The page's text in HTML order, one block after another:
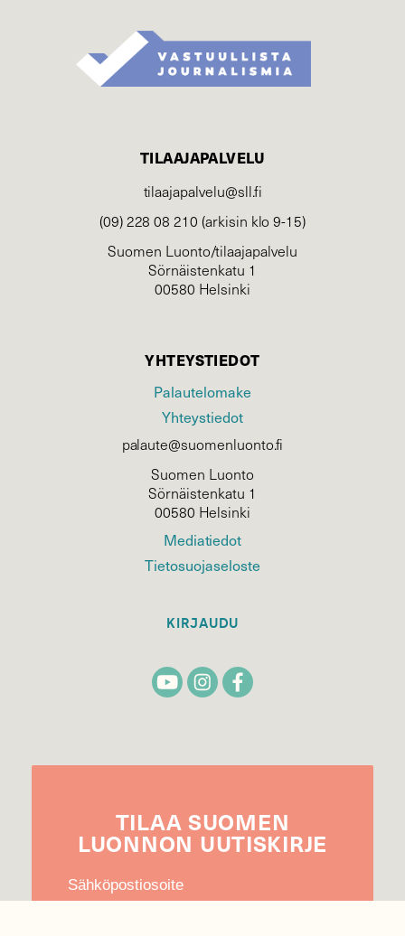
TILAAJAPALVELU
tilaajapalvelu@sll.fi
(09) 228 08 210 (arkisin klo 9-15)
Suomen Luonto/tilaajapalvelu
Sörnäistenkatu 1
00580 Helsinki
YHTEYSTIEDOT
Palautelomake
Yhteystiedot
palaute@suomenluonto.fi
Suomen Luonto
Sörnäistenkatu 1
00580 Helsinki
Mediatiedot
Tietosuojaseloste
KIRJAUDU
TILAA SUOMEN
LUONNON UUTIS­KIRJE
Sähköpostiosoite